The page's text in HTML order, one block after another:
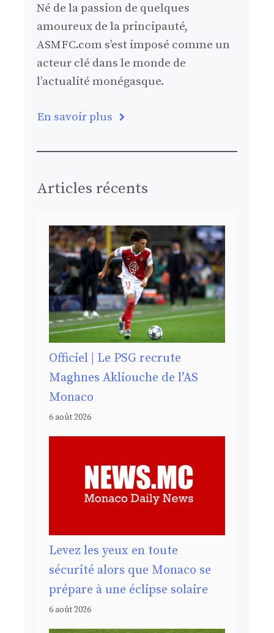
Né de la passion de quelques
amoureux de la principauté,
ASMFC.com s’est imposé comme un
acteur clé dans le monde de
l’actualité monégasque.
En savoir plus
Articles récents
Officiel | Le PSG recrute
Maghnes Akliouche de l’AS
Monaco
6 août 2026
Levez les yeux en toute
sécurité alors que Monaco se
prépare à une éclipse solaire
6 août 2026